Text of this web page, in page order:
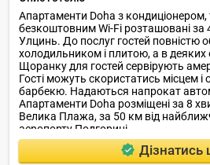
Апартаменти Doha з кондиціонером,
безкоштовним Wi-Fi розташовані за
Улцинь. До послуг гостей повністю
холодильником і плитою, а в деяких
Щоранку для гостей сервірують
Гості можуть скористатись місцем
барбекю. Надаються напрокат
Апартаменти Doha розміщені за 8
Велика Плажа, за 50 км від
аеропорту Подгориці.
Дізнатись